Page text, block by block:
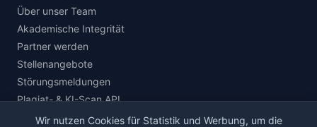
Über unser Team
Akademische Integrität
Partner werden
Stellenangebote
Störungsmeldungen
Plagiat- & KI-Scan API
Wir nutzen Cookies für Statistik und Werbung, um die